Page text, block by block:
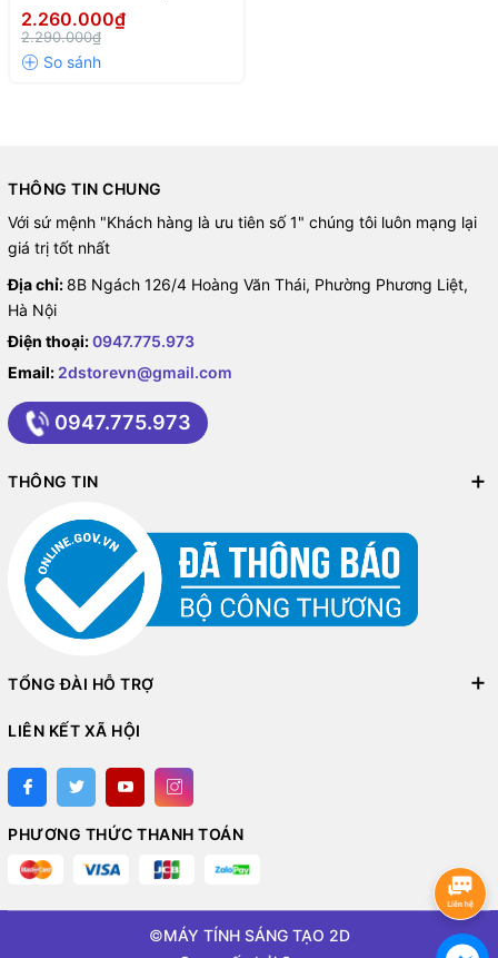
Fan Case LIAN-LI UNI Fan SL
INFINITY 120 Triple Black
Fan Case LIAN-LI UNI Fan SL
INFINITY 120 Triple Black
2.260.000₫
2.290.000₫
THÔNG TIN CHUNG
Với sứ mệnh "Khách hàng là ưu tiên số 1" chúng tôi luôn mạng lại
giá trị tốt nhất
Địa chỉ: 8B Ngách 126/4 Hoàng Văn Thái, Phường Phương Liệt,
Hà Nội
Điện thoại:0947.775.973
Email: 2dstorevn@gmail.com
0947.775.973
THÔNG TIN
TỔNG ĐÀI HỖ TRỢ
LIÊN KẾT XÃ HỘI
PHƯƠNG THỨC THANH TOÁN
©MÁY TÍNH SÁNG TẠO 2D